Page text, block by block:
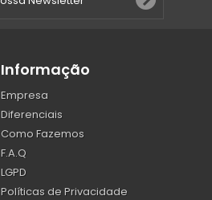
Informação
Empresa
Diferenciais
Como Fazemos
F.A.Q
LGPD
Políticas de Privacidade